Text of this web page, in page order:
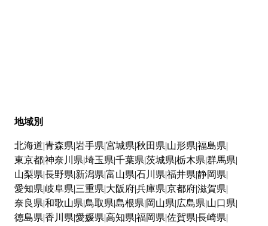
地域別
北海道 青森県 岩手県 宮城県 秋田県 山形県 福島県
東京都神奈川県 埼玉県 千葉県 茨城県 栃木県 群馬県
山梨県 長野県 新潟県 富山県 石川県 福井県 静岡県
愛知県 岐阜県 三重県 大阪府兵庫県 京都府滋賀県
奈良県 和歌山県 鳥取県 島根県 岡山県 広島県 山口県
徳島県 香川県 愛媛県 高知県 福岡県 佐賀県 長崎県